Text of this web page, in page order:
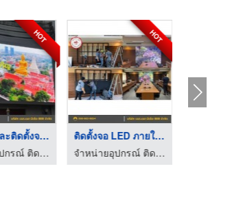
HOT
จำหน่ายและติดตั้งจอ ...
จำหน่ายอุปกรณ์ ติดตั้งจอ LED ทุกระบบ - เอส เอส มีเดีย 888
HOT
ติดตั้งจอ LED ภายในห ...
จำหน่ายอุปกรณ์ ติดตั้งจอ LED ทุกระบบ - เอส เอส มีเดีย 888